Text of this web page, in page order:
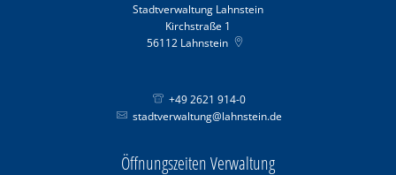
Stadtverwaltung Lahnstein
Kirchstraße 1
56112 Lahnstein
+49 2621 914-0
stadtverwaltung@lahnstein.de
Öffnungszeiten Verwaltung